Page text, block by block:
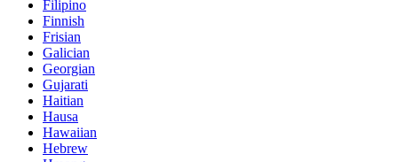
Filipino
Finnish
Frisian
Galician
Georgian
Gujarati
Haitian
Hausa
Hawaiian
Hebrew